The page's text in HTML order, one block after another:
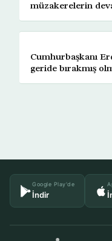
müzakerelerin
Cumhurbaşkanı
geride bırakmış
Google Play'de
İndir